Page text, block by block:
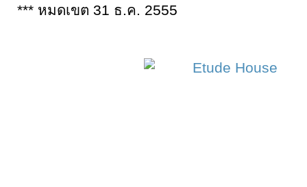
*** หมดเขต 31 ธ.ค. 2555